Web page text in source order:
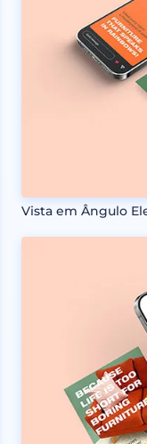
Vista em Ângulo